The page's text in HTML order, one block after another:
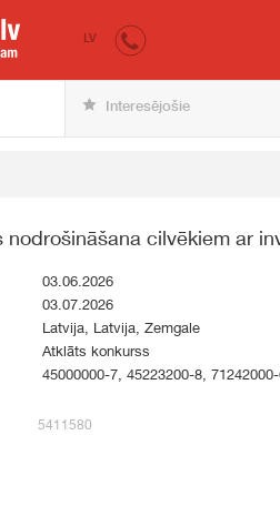
iepirkumi.lv
LV
Interesējošie
nodrošināšana cilvēkiem ar
03.06.2026
03.07.2026
Latvija, Latvija, Zemgale
Atklāts konkurss
45000000-7, 45223200-8,
5411580